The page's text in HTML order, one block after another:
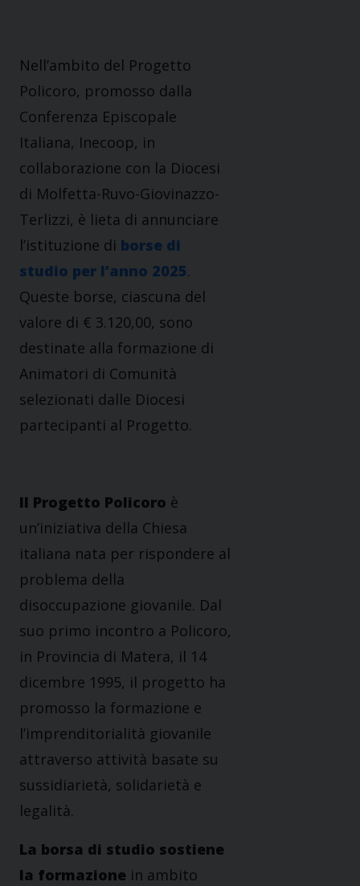
Nell’ambito del Progetto
Policoro, promosso dalla
Conferenza Episcopale
Italiana, Inecoop, in
collaborazione con la Diocesi
di Molfetta-Ruvo-Giovinazzo-
Terlizzi, è lieta di annunciare
l’istituzione di borse di
studio per l’anno 2025.
Queste borse, ciascuna del
valore di € 3.120,00, sono
destinate alla formazione di
Animatori di Comunità
selezionati dalle Diocesi
partecipanti al Progetto.
Il Progetto Policoro è
un’iniziativa della Chiesa
italiana nata per rispondere al
problema della
disoccupazione giovanile. Dal
suo primo incontro a Policoro,
in Provincia di Matera, il 14
dicembre 1995, il progetto ha
promosso la formazione e
l’imprenditorialità giovanile
attraverso attività basate su
sussidiarietà, solidarietà e
legalità.
La borsa di studio sostiene
la formazione in ambito